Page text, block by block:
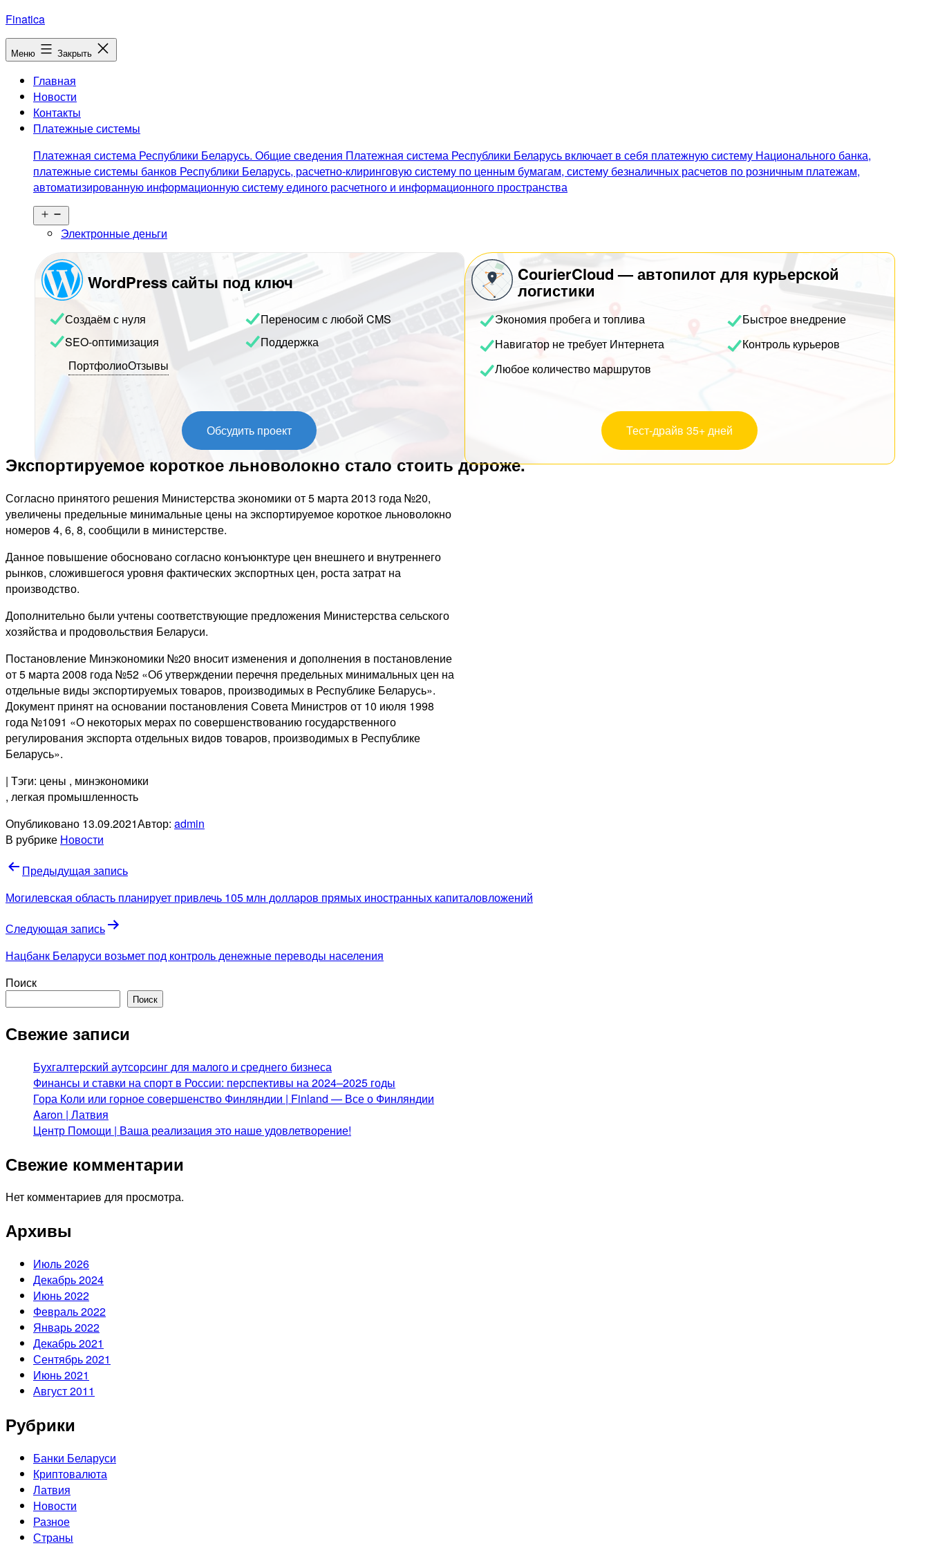
Перейти
к
содержимому
Finatica
Меню Закрыть
Главная
Новости
Контакты
Платежные системы
Платежная система Республики Беларусь. Общие сведения Платежная система Республики Беларусь включает в себя платежную систему Национального банка,
платежные системы банков Республики Беларусь, расчетно-клиринговую систему по ценным бумагам, систему безналичных расчетов по розничным платежам,
автоматизированную информационную систему единого расчетного и информационного пространства
меню
Электронные деньги
WordPress сайты под ключ
Создаём с нуля
Переносим с любой CMS
SEO-оптимизация
Поддержка
ПортфолиоОтзывы
Обсудить проект
CourierCloud — автопилот для курьерской
логистики
Экономия пробега и топлива
Быстрое внедрение
Навигатор не требует Интернета
Контроль курьеров
Любое количество маршрутов
Тест-драйв 35+ дней
Экспортируемое короткое льноволокно стало стоить дороже.
Согласно принятого решения Министерства экономики от 5 марта 2013 года №20,
увеличены предельные минимальные цены на экспортируемое короткое льноволокно
номеров 4, 6, 8, сообщили в министерстве.
Данное повышение обосновано согласно конъюнктуре цен внешнего и внутреннего
рынков, сложившегося уровня фактических экспортных цен, роста затрат на
производство.
Дополнительно были учтены соответствующие предложения Министерства сельского
хозяйства и продовольствия Беларуси.
Постановление Минэкономики №20 вносит изменения и дополнения в постановление
от 5 марта 2008 года №52 «Об утверждении перечня предельных минимальных цен на
отдельные виды экспортируемых товаров, производимых в Республике Беларусь».
Документ принят на основании постановления Совета Министров от 10 июля 1998
года №1091 «О некоторых мерах по совершенствованию государственного
регулирования экспорта отдельных видов товаров, производимых в Республике
Беларусь».
| Тэги: цены , минэкономики
, легкая промышленность
Опубликовано 13.09.2021Автор: admin
В рубрике Новости
Навигация
по
Предыдущая запись
Могилевская область планирует привлечь 105 млн долларов прямых иностранных капиталовложений
Следующая запись
Нацбанк Беларуси возьмет под контроль денежные переводы населения
Поиск
Поиск
Свежие записи
Бухгалтерский аутсорсинг для малого и среднего бизнеса
Финансы и ставки на спорт в России: перспективы на 2024–2025 годы
Гора Коли или горное совершенство Финляндии | Finland — Все о Финляндии
Aaron | Латвия
Центр Помощи | Ваша реализация это наше удовлетворение!
Свежие комментарии
Нет комментариев для просмотра.
Архивы
Июль 2026
Декабрь 2024
Июнь 2022
Февраль 2022
Январь 2022
Декабрь 2021
Сентябрь 2021
Июнь 2021
Август 2011
Рубрики
Банки Беларуси
Криптовалюта
Латвия
Новости
Разное
Страны